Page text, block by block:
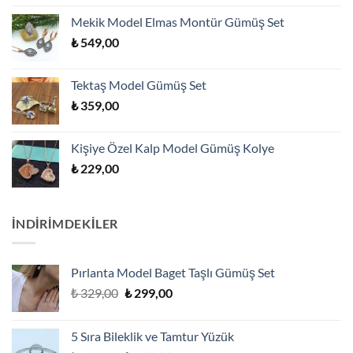
Mekik Model Elmas Montür Gümüş Set
₺549,00
Tektaş Model Gümüş Set
₺359,00
Kişiye Özel Kalp Model Gümüş Kolye
₺229,00
İNDİRİMDEKİLER
Pırlanta Model Baget Taşlı Gümüş Set
₺329,00 Orijinal
₺299,00Şu
₺ 299,00.
5 Sıra Bileklik ve Tamtur Yüzük